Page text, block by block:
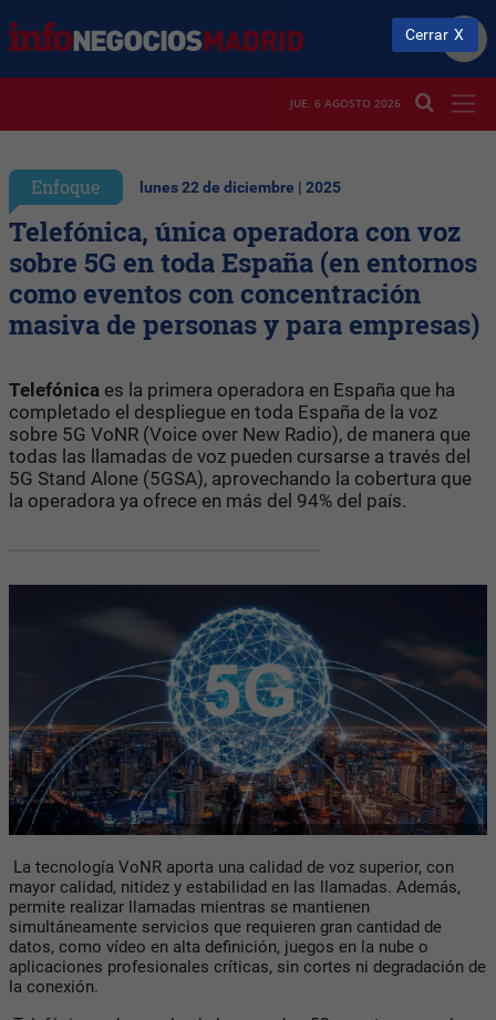
JUE. 6 AGOSTO 2026
Enfoque lunes 22 de diciembre | 2025
Telefónica, única operadora con voz
sobre 5G en toda España (en entornos
como eventos con concentración
masiva de personas y para empresas)
Telefónica es la primera operadora en España que ha
completado el despliegue en toda España de la voz
sobre 5G VoNR (Voice over New Radio), de manera que
todas las llamadas de voz pueden cursarse a través del
5G Stand Alone (5GSA), aprovechando la cobertura que
la operadora ya ofrece en más del 94% del país.
La tecnología VoNR aporta una calidad de voz superior, con
mayor calidad, nitidez y estabilidad en las llamadas. Además,
permite realizar llamadas mientras se mantienen
simultáneamente servicios que requieren gran cantidad de
datos, como vídeo en alta definición, juegos en la nube o
aplicaciones profesionales críticas, sin cortes ni degradación de
la conexión.
Cerrar